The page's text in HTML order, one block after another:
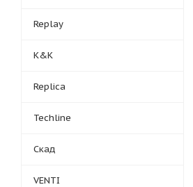
Replay
K&K
Replica
Techline
Скад
VENTI